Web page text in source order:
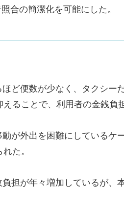
合の簡潔化を可能にした。
ど便数が少なく、タクシー
ることで、利用者の金銭負
が外出を困難にしているケ
た。
担が年々増加しているが、